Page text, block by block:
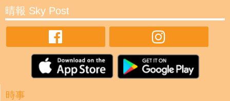
晴報 Sky Post
時事